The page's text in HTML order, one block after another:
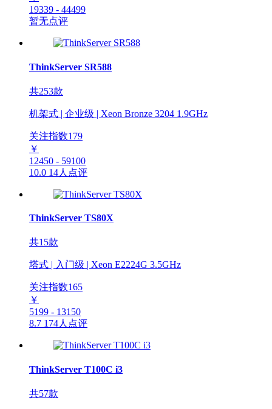
19339 - 44499
暂无点评
ThinkServer SR588
共253款
机架式 | 企业级 | Xeon Bronze 3204 1.9GHz
关注指数179
￥
12450 - 59100
10.0 14人点评
ThinkServer TS80X
共15款
塔式 | 入门级 | Xeon E2224G 3.5GHz
关注指数165
￥
5199 - 13150
8.7 174人点评
ThinkServer T100C i3
共57款